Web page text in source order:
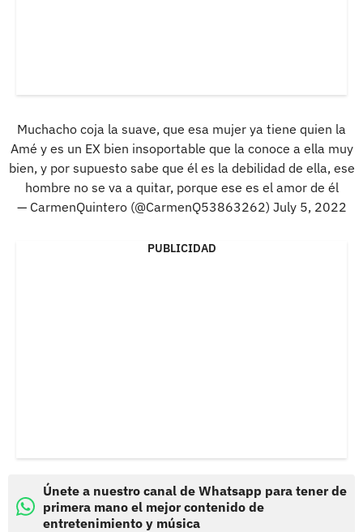
Muchacho coja la suave, que esa mujer ya tiene quien la
Amé y es un EX bien insoportable que la conoce a ella muy
bien, y por supuesto sabe que él es la debilidad de ella, ese
hombre no se va a quitar, porque ese es el amor de él
— CarmenQuintero (@CarmenQ53863262) July 5, 2022
PUBLICIDAD
Únete a nuestro canal de Whatsapp para tener de
primera mano el mejor contenido de
entretenimiento y música